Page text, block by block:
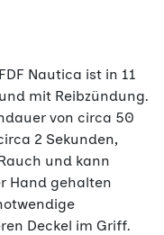
Nautica ist in 11
mit Reibzündung.
von circa 50
2 Sekunden,
und kann
Hand gehalten
Deckel im Griff.